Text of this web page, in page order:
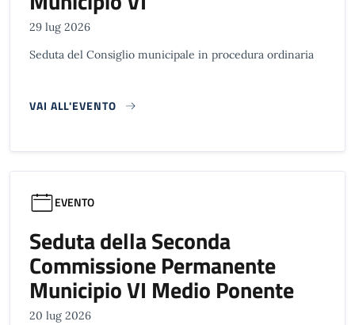
29 lug 2026
Seduta del Consiglio municipale in procedura ordinaria
VAI ALL'EVENTO
EVENTO
Seduta della Seconda
Commissione Permanente
Municipio VI Medio Ponente
20 lug 2026